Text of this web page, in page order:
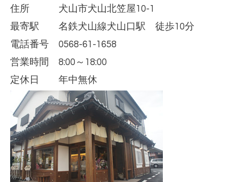
住所 犬山市犬山北笠屋10-1
最寄駅 名鉄犬山線犬山口駅 徒歩10分
電話番号 0568-61-1658
営業時間 8:00～18:00
定休日 年中無休